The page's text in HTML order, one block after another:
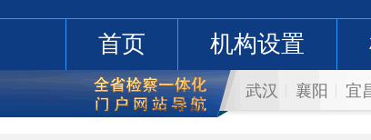
首页 机构设置
武汉 襄阳 宜